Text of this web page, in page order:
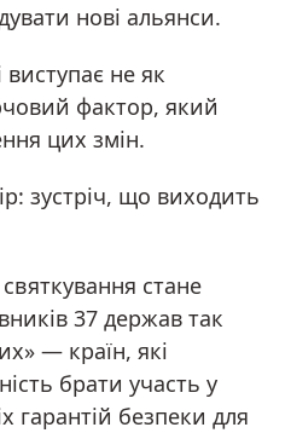
нові альянси.
виступає не як
фактор, який
цих змін.
зустріч, що виходить
стане
37 держав так
— країн, які
брати участь у
гарантій безпеки для